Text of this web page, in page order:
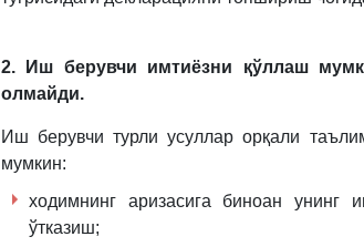
2. Иш берувчи имтиёзни қўллаш
олмайди.
Иш берувчи турли усуллар орқали
мумкин:
ходимнинг аризасига биноан унинг
ўтказиш;